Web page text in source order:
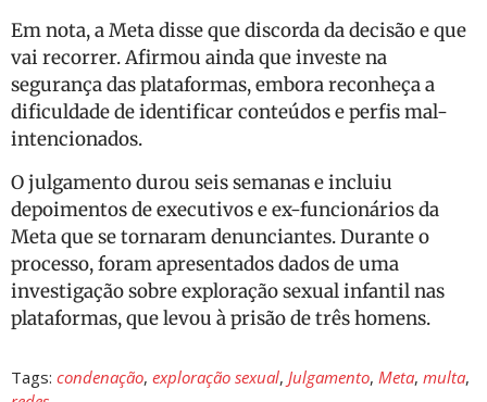
Em nota, a Meta disse que discorda da decisão e que
vai recorrer. Afirmou ainda que investe na
segurança das plataformas, embora reconheça a
dificuldade de identificar conteúdos e perfis mal-
intencionados.
O julgamento durou seis semanas e incluiu
depoimentos de executivos e ex-funcionários da
Meta que se tornaram denunciantes. Durante o
processo, foram apresentados dados de uma
investigação sobre exploração sexual infantil nas
plataformas, que levou à prisão de três homens.
Tags: condenação, exploração sexual, Julgamento, Meta, multa,